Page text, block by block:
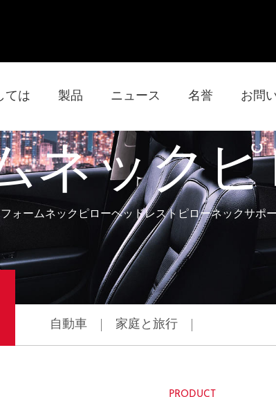
ては 製品 ニュース 名誉 お問
ネックピ
ォームネックピローヘッドレストピローネックサポ
自動車 家庭と旅行
PRODUCT